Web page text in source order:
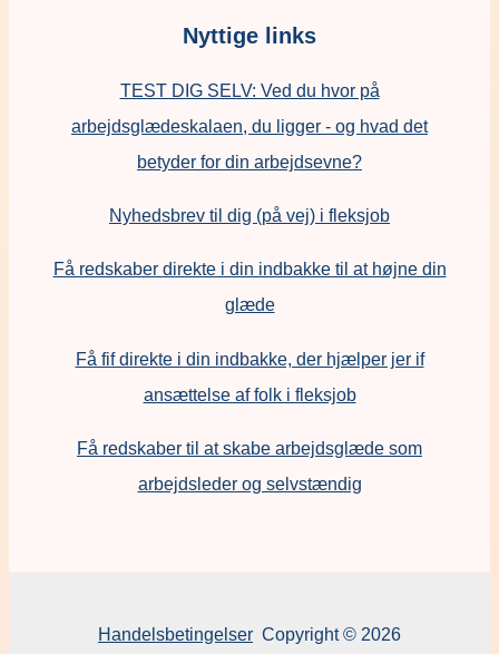
Nyttige links
TEST DIG SELV: Ved du hvor på
arbejdsglædeskalaen, du ligger - og hvad det
betyder for din arbejdsevne?
Nyhedsbrev til dig (på vej) i fleksjob
Få redskaber direkte i din indbakke til at højne din
glæde
Få fif direkte i din indbakke, der hjælper jer if
ansættelse af folk i fleksjob
Få redskaber til at skabe arbejdsglæde som
arbejdsleder og selvstændig
Handelsbetingelser Copyright © 2026